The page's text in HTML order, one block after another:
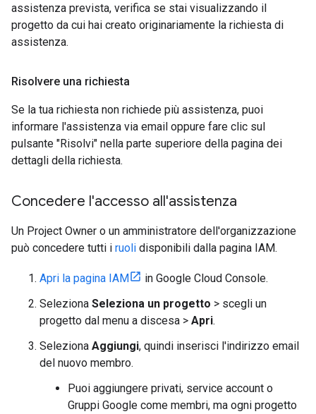
assistenza prevista, verifica se stai visualizzando il
progetto da cui hai creato originariamente la richiesta di
assistenza.
Risolvere una richiesta
Se la tua richiesta non richiede più assistenza, puoi
informare l'assistenza via email oppure fare clic sul
pulsante "Risolvi" nella parte superiore della pagina dei
dettagli della richiesta.
Concedere l'accesso all'assistenza
Un Project Owner o un amministratore dell'organizzazione
può concedere tutti i ruoli disponibili dalla pagina IAM.
Apri la pagina IAM
in Google Cloud Console.
Seleziona Seleziona un progetto > scegli un
progetto dal menu a discesa > Apri.
Seleziona Aggiungi, quindi inserisci l'indirizzo email
del nuovo membro.
Puoi aggiungere privati, service account o
Gruppi Google come membri, ma ogni progetto